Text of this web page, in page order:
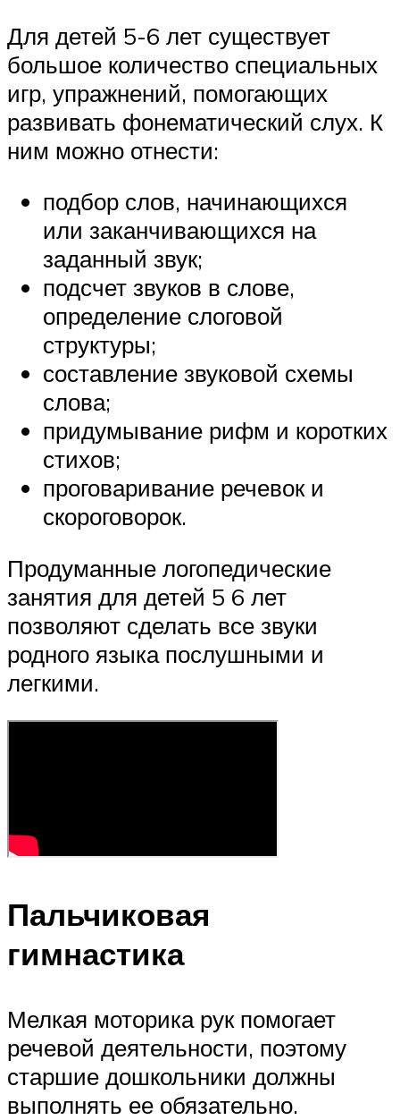
Для детей 5-6 лет существует
большое количество специальных
игр, упражнений, помогающих
развивать фонематический слух. К
ним можно отнести:
подбор слов, начинающихся
или заканчивающихся на
заданный звук;
подсчет звуков в слове,
определение слоговой
структуры;
составление звуковой схемы
слова;
придумывание рифм и коротких
стихов;
проговаривание речевок и
скороговорок.
Продуманные логопедические
занятия для детей 5 6 лет
позволяют сделать все звуки
родного языка послушными и
легкими.
Пальчиковая
гимнастика
Мелкая моторика рук помогает
речевой деятельности, поэтому
старшие дошкольники должны
выполнять ее обязательно.